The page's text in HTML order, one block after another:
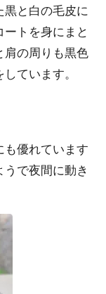
と白の毛皮に
トを身にまと
肩の周りも黒色
ています。
優れています
で夜間に動き